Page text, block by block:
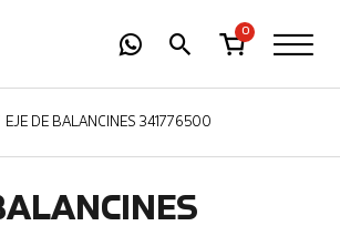
0
EJE DE BALANCINES 341776500